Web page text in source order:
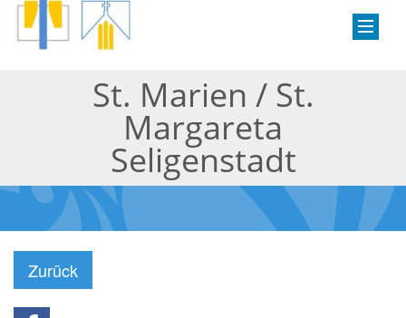
St. Marien / St.
Margareta
Seligenstadt
Zurück